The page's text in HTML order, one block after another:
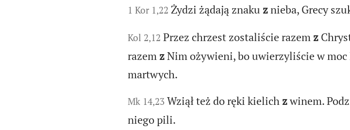
1 Kor 1,22 Żydzi żądają znaku znieba, Grecy
Kol 2,12 Przez chrzest zostaliście razem z
razem zNim ożywieni, bo uwierzyliście w moc
martwych.
Mk 14,23 Wziął też do ręki kielich zwinem.
niego pili.